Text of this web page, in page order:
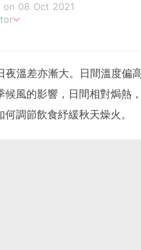
on 08 Oct 2021
夜溫差亦漸大。日間溫度偏
候風的影響，日間相對焗熱
何調節飲食紓緩秋天燥火。